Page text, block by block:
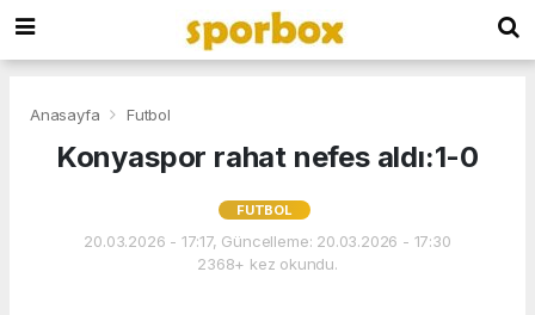
Anasayfa Futbol
Konyaspor rahat nefes aldı:1-0
FUTBOL
20.03.2026 - 17:17, Güncelleme: 20.03.2026 - 17:30
2368+ kez okundu.